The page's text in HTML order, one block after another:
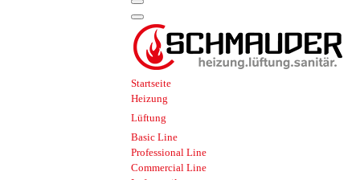
Startseite
Heizung
Lüftung
Basic Line
Professional Line
Commercial Line